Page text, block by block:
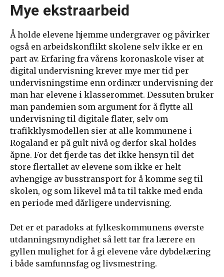
Mye ekstraarbeid
Å holde elevene hjemme undergraver og påvirker
også en arbeidskonflikt skolene selv ikke er en
part av. Erfaring fra vårens koronaskole viser at
digital undervisning krever mye mer tid per
undervisningstime enn ordinær undervisning der
man har elevene i klasserommet. Dessuten bruker
man pandemien som argument for å flytte all
undervisning til digitale flater, selv om
trafikklysmodellen sier at alle kommunene i
Rogaland er på gult nivå og derfor skal holdes
åpne. For det fjerde tas det ikke hensyn til det
store flertallet av elevene som ikke er helt
avhengige av busstransport for å komme seg til
skolen, og som likevel må ta til takke med enda
en periode med dårligere undervisning.
Det er et paradoks at fylkeskommunens øverste
utdanningsmyndighet så lett tar fra lærere en
gyllen mulighet for å gi elevene våre dybdelæring
i både samfunnsfag og livsmestring.